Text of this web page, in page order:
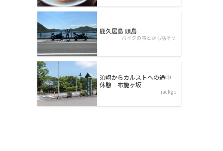
鹿久居島 頭島
バイクの事とかも話そう
須崎からカルストへの途中
休憩 布施ヶ坂
jackgb